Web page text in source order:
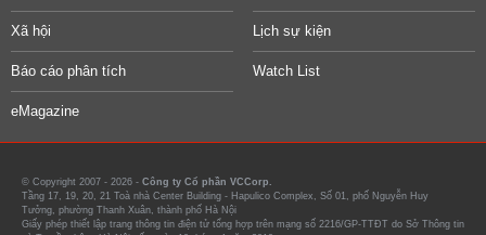
Xã hội Lịch sự kiện
Báo cáo phân tích Watch List
eMagazine
© Copyright 2007 - 2026 - Công ty Cổ phần VCCorp.
Tầng 17, 19, 20, 21 Toà nhà Center Building - Hapulico Complex, Số 01, phố Nguyễn Huy
Tưởng, phường Thanh Xuân, thành phố Hà Nội
Giấy phép thiết lập trang thông tin điện tử tổng hợp trên mạng số 2216/GP-TTĐT do Sở Thông tin